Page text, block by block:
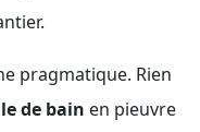
pragmatique. Rien
de bain en pieuvre